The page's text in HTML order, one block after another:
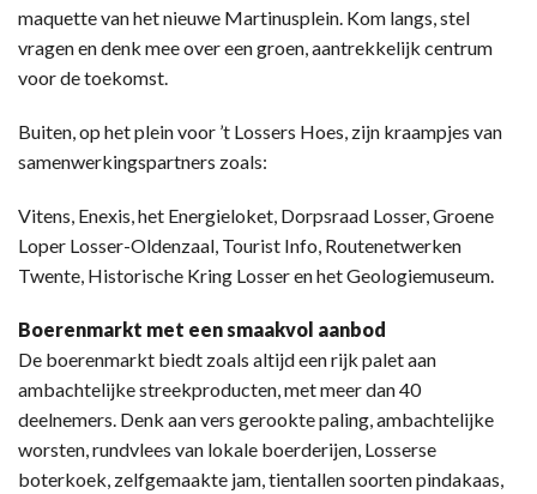
maquette van het nieuwe Martinusplein. Kom langs, stel
vragen en denk mee over een groen, aantrekkelijk centrum
voor de toekomst.
Buiten, op het plein voor ’t Lossers Hoes, zijn kraampjes van
samenwerkingspartners zoals:
Vitens, Enexis, het Energieloket, Dorpsraad Losser, Groene
Loper Losser-Oldenzaal, Tourist Info, Routenetwerken
Twente, Historische Kring Losser en het Geologiemuseum.
Boerenmarkt met een smaakvol aanbod
De boerenmarkt biedt zoals altijd een rijk palet aan
ambachtelijke streekproducten, met meer dan 40
deelnemers. Denk aan vers gerookte paling, ambachtelijke
worsten, rundvlees van lokale boerderijen, Losserse
boterkoek, zelfgemaakte jam, tientallen soorten pindakaas,